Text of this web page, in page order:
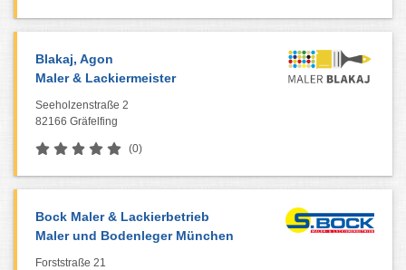
Blakaj, Agon
Maler & Lackiermeister
Seeholzenstraße 2
82166 Gräfelfing
(0)
Bock Maler & Lackierbetrieb
Maler und Bodenleger München
Forststraße 21